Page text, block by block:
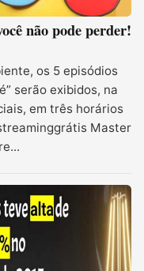
não pode perder!
os 5 episódios
serão exibidos, na
em três horários
Master